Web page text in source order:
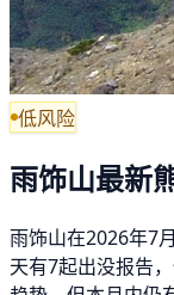
低风险
雨饰山最新
雨饰山在2026年7
天有7起出没报告